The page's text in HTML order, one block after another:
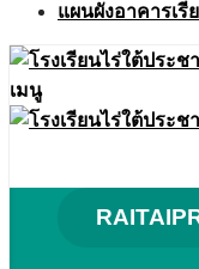
แผนผังอาคารเรี
เมนู